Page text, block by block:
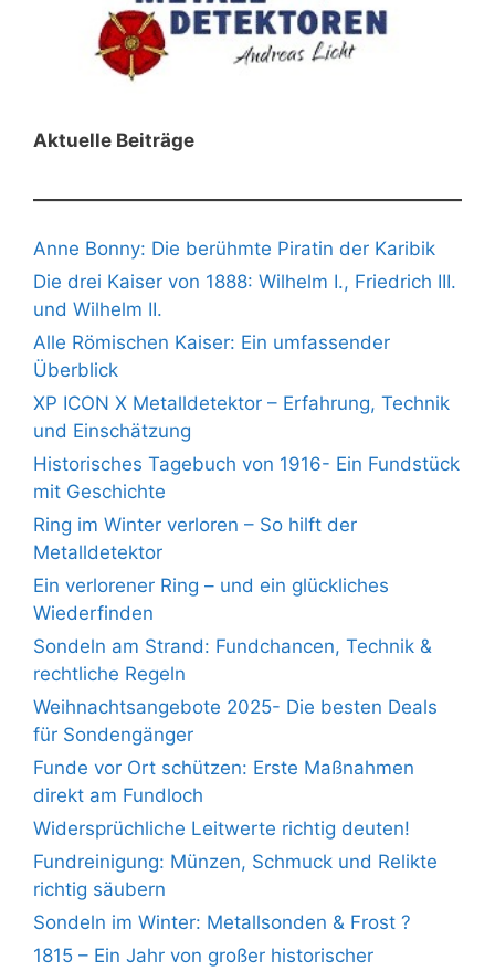
Aktuelle Beiträge
Anne Bonny: Die berühmte Piratin der Karibik
Die drei Kaiser von 1888: Wilhelm I., Friedrich III.
und Wilhelm II.
Alle Römischen Kaiser: Ein umfassender
Überblick
XP ICON X Metalldetektor – Erfahrung, Technik
und Einschätzung
Historisches Tagebuch von 1916- Ein Fundstück
mit Geschichte
Ring im Winter verloren – So hilft der
Metalldetektor
Ein verlorener Ring – und ein glückliches
Wiederfinden
Sondeln am Strand: Fundchancen, Technik &
rechtliche Regeln
Weihnachtsangebote 2025- Die besten Deals
für Sondengänger
Funde vor Ort schützen: Erste Maßnahmen
direkt am Fundloch
Widersprüchliche Leitwerte richtig deuten!
Fundreinigung: Münzen, Schmuck und Relikte
richtig säubern
Sondeln im Winter: Metallsonden & Frost ?
1815 – Ein Jahr von großer historischer